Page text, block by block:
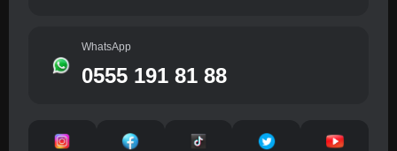
WhatsApp
0555 191 81 88